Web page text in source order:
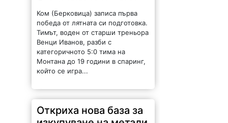
Ком (Берковица) записа първа
победа от лятната си подготовка.
Тимът, воден от старши треньора
Венци Иванов, разби с
категоричното 5:0 тима на
Монтана до 19 години в спаринг,
който се игра...
Откриха нова база за